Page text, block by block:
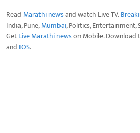
Read Marathi newsand watch Live TV.
India, Pune,Mumbai, Politics, Entertainment,
GetLive Marathi newson Mobile. Download
and IOS.